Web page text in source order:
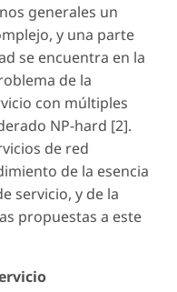
generales un
y una parte
se encuentra en la
de la
con múltiples
NP-hard [2].
de red
de la esencia
servicio, y de la
propuestas a este